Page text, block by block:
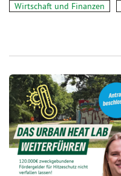
Wirtschaft und Finanzen